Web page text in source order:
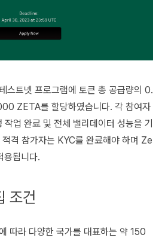
스트넷 프로그램에 토큰 총 공급량의 0.
ZETA를 할당하였습니다. 각 참여자
업 완료 및 전체 밸리데이터 성능을 기
격 참가자는 KYC를 완료해야 하며 Ze
용됩니다.
조건
따라 다양한 국가를 대표하는 약 150